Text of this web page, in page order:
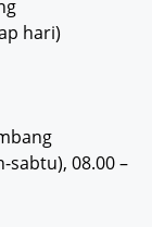
hari)
sabtu), 08.00 –